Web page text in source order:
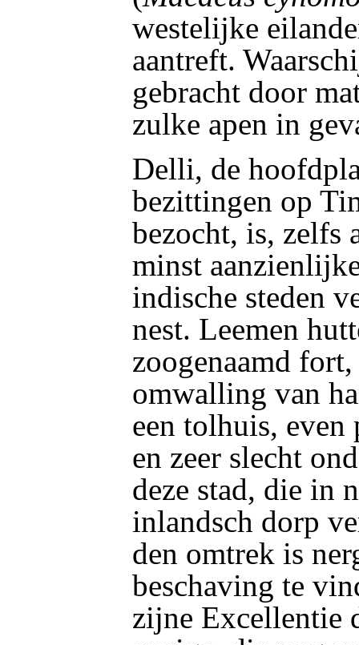
westelijke
aantreft.
gebracht door
zulke apen in
Delli, de
bezittingen op
bezocht, is, zelfs
minst
indische steden
nest. Leemen
zoogenaamd
omwalling van
een tolhuis,
en zeer slecht
deze stad, die in
inlandsch dorp
den omtrek is
beschaving te
zijne Excellentie